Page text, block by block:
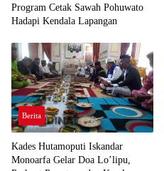
Program Cetak Sawah Pohuwato
Hadapi Kendala Lapangan
Berita
Kades Hutamoputi Iskandar
Monoarfa Gelar Doa Lo’lipu,